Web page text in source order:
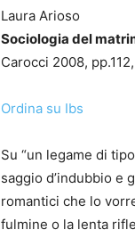
Laura Arioso
Sociologia del
Carocci 2008,
Ordina su Ibs
Su “un legame di
saggio d’indubbio e
romantici che lo
fulmine o la lenta